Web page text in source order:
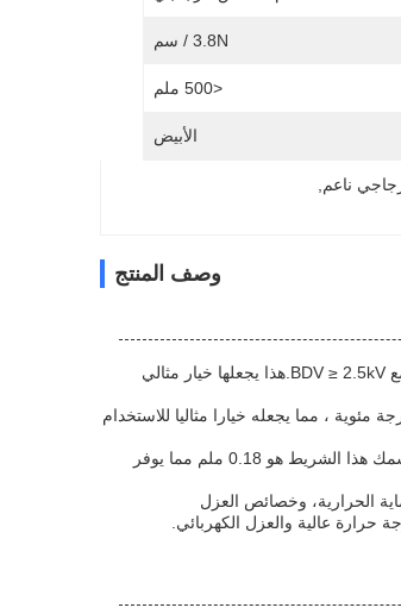
3.8N / سم
<500 ملم
الأبيض
ناعم
وصف المنتج
كما تم تصميم شريط اللاصق اللاصق للقماش الزجاجي اللاصق للسيليكون لتوفير خصائص عزل كهربائية ممتازة مع BDV ≥ 2.5kV.هذا يجعلها خيار مثالي
الرئيسية لهذا الشريط هو مقاومة درجة الحرارة. يمكن أن يتحمل درجات الحرارة تصل إلى + 180 درجة مئوية ، مما يجعله خيارا مثاليا للاستخدام
هذا الشريط اللاصق للقماش الزجاجي الصلب من السيليكون يأتي باللون الأبيض مما يسهل تحديده واستخدامه. سمك هذا الشريط هو 0.18 ملم مما يوفر
الحرارية، وخصائص العزل
حرارة عالية والعزل الكهربائي.